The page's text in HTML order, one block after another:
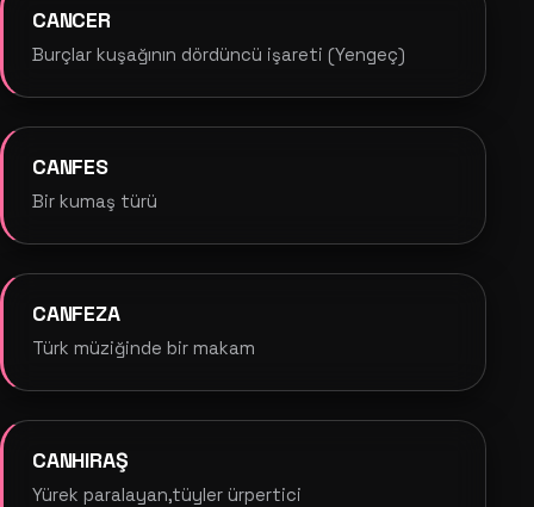
CANCER
Burçlar kuşağının dördüncü işareti (Yengeç)
CANFES
Bir kumaş türü
CANFEZA
Türk müziğinde bir makam
CANHIRAŞ
Yürek paralayan,tüyler ürpertici